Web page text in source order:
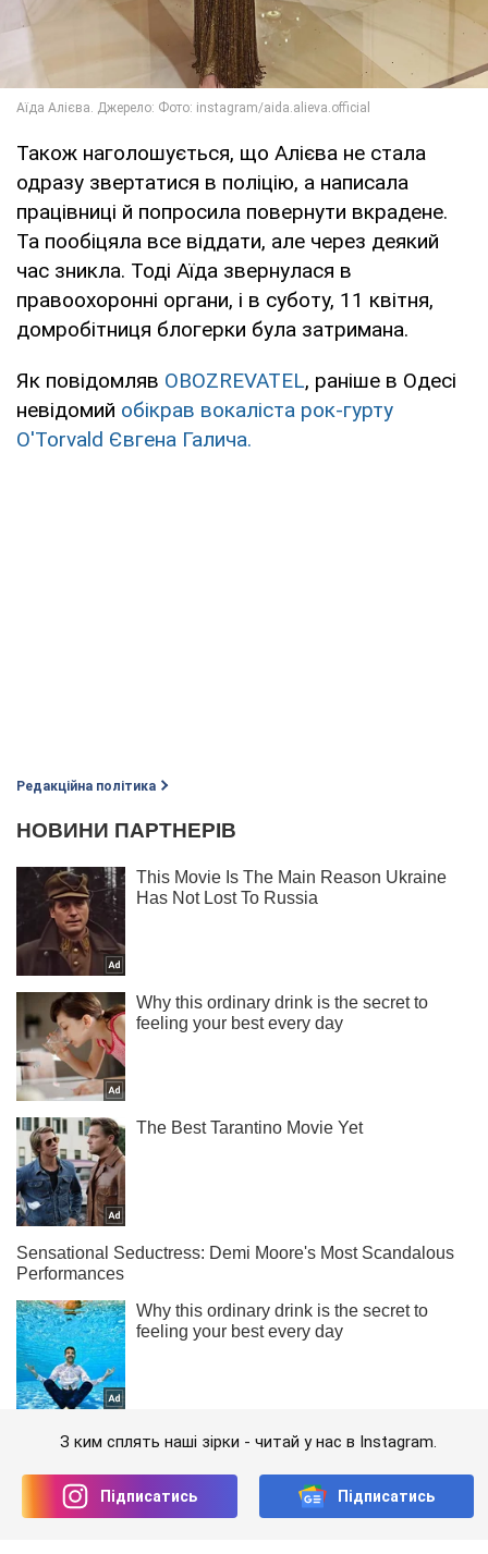
Також наголошується, що Алієва не стала
одразу звертатися в поліцію, а написала
працівниці й попросила повернути вкрадене.
Та пообіцяла все віддати, але через деякий
час зникла. Тоді Аїда звернулася в
правоохоронні органи, і в суботу, 11 квітня,
домробітниця блогерки була затримана.
Як повідомляв OBOZREVATEL, раніше в Одесі
невідомий обікрав вокаліста рок-гурту
O'Torvald Євгена Галича.
Редакційна політика
З ким сплять наші зірки - читай у нас в Instagram.
Підписатись Підписатись